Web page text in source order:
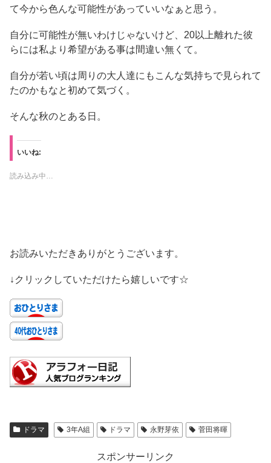
て今から色んな可能性があっていいなぁと思う。
自分に可能性が無いわけじゃないけど、20以上離れた彼
らには私より希望がある事は間違い無くて。
自分が若い頃は周りの大人達にもこんな気持ちで見られて
たのかもなと初めて気づく。
そんな秋のとある日。
いいね:
読み込み中…
お読みいただきありがとうございます。
↓クリックしていただけたら嬉しいです☆
ドラマ 3年A組 ドラマ 永野芽依 菅田将暉
スポンサーリンク